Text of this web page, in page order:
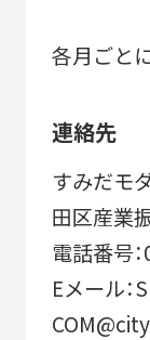
各月ごと
連絡先
すみだモ
田区産業
電話番号
Eメール：